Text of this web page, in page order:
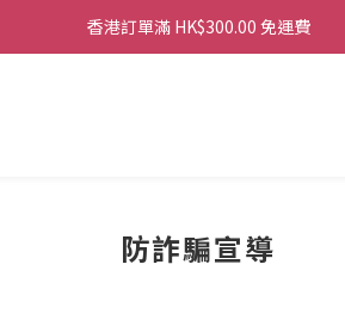
香港訂單滿 HK$300.00 免運費
香港訂單滿 HK$300.00 免運費
防詐騙宣導